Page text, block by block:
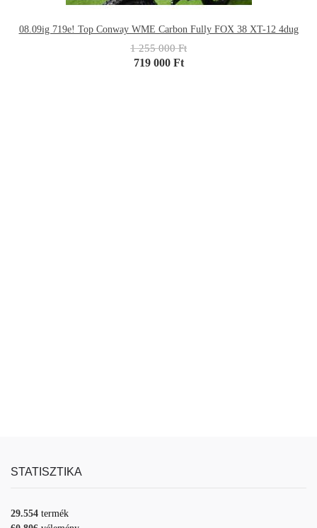
08.09ig 719e! Top Conway WME Carbon Fully FOX 38 XT-12 4dug
1 255 000 Ft
719 000 Ft
STATISZTIKA
29.554 termék